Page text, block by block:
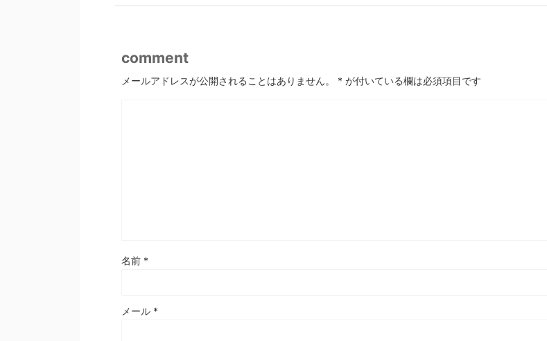
comment
メールアドレスが公開されることはありません。 * が付いている欄は必須項目です
名前 *
メール *